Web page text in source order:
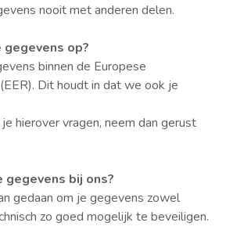
nooit met anderen delen.
gegevens op?
binnen de Europese
Dit houdt in dat we ook je
hierover vragen, neem dan gerust
gegevens bij ons?
gedaan om je gegevens zowel
zo goed mogelijk te beveiligen.